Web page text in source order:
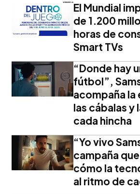
El Mundial
de 1.200
horas de
Smart TVs
“Donde hay
fútbol”,
acompaña la
las cábalas y
cada hincha
“Yo vivo
campaña
cómo la
al ritmo de